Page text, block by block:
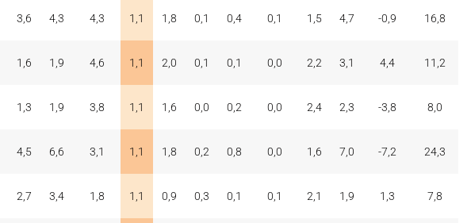
3,6 4,3 4,3 1,1 1,8 0,1 0,4 0,1 1,5 4,7 -0,9 16,8
1,6 1,9 4,6 1,1 2,0 0,1 0,1 0,0 2,2 3,1 4,4 11,2
1,3 1,9 3,8 1,1 1,6 0,0 0,2 0,0 2,4 2,3 -3,8 8,0
4,5 6,6 3,1 1,1 1,8 0,2 0,8 0,0 1,6 7,0 -7,2 24,3
2,7 3,4 1,8 1,1 0,9 0,3 0,1 0,1 2,1 1,9 1,3 7,8